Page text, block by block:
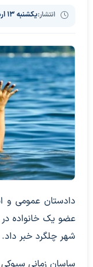
انتشار:یکشنبه ۱۳ اردیبهشت ۱۴۰۵، ساعت ۱۳:۳۹
عضو یک خانواده
شهر چلگرد خبر داد.
ساسان زمانی